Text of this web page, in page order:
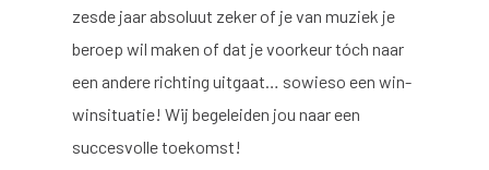
zesde jaar absoluut zeker of je van muziek je
beroep wil maken of dat je voorkeur tóch naar
een andere richting uitgaat… sowieso een win-
winsituatie! Wij begeleiden jou naar een
succesvolle toekomst!